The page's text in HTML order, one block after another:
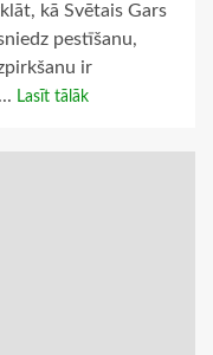
kā Svētais Gars
pestīšanu,
ir
Lasīt tālāk